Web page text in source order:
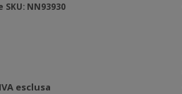
SKU: NN93930
esclusa